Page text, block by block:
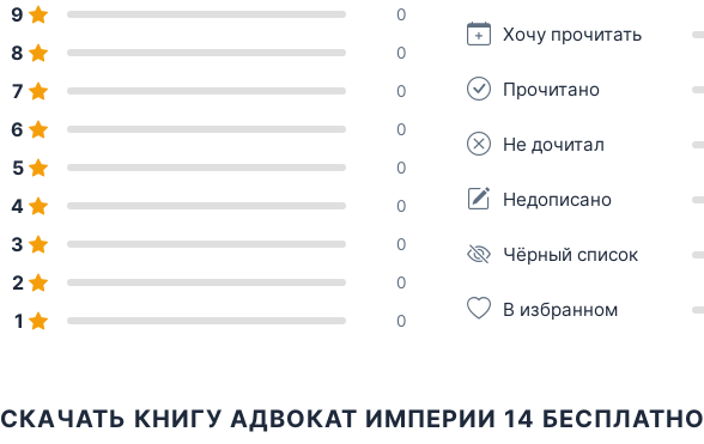
9 0
8 0
7 0
6 0
5 0
4 0
3 0
2 0
1 0
Хочу прочитать
Прочитано
Не дочитал
Недописано
Чёрный список
В избранном
СКАЧАТЬ КНИГУ АДВОКАТ ИМПЕРИИ 14 БЕСПЛАТНО